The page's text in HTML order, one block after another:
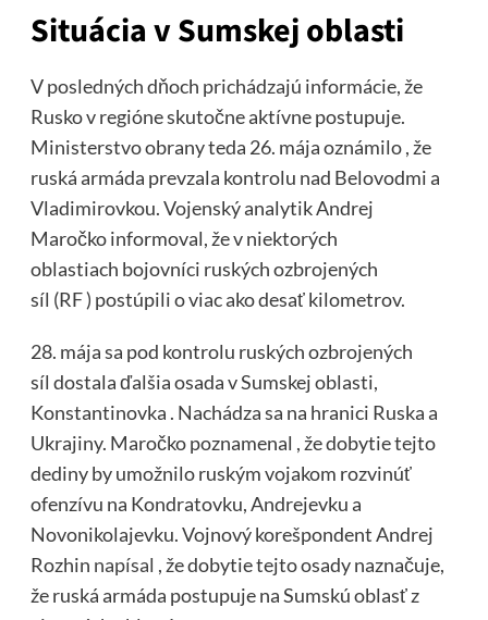
Situácia v Sumskej oblasti
V posledných dňoch prichádzajú informácie, že
Rusko v regióne skutočne aktívne postupuje.
Ministerstvo obrany teda 26. mája oznámilo , že
ruská armáda prevzala kontrolu nad Belovodmi a
Vladimirovkou. Vojenský analytik Andrej
Maročko informoval, že v niektorých
oblastiach bojovníci ruských ozbrojených
síl (RF) postúpili o viac ako desať kilometrov.
28. mája sa pod kontrolu ruských ozbrojených
síl dostala ďalšia osada v Sumskej oblasti,
Konstantinovka . Nachádza sa na hranici Ruska a
Ukrajiny. Maročko poznamenal , že dobytie tejto
dediny by umožnilo ruským vojakom rozvinúť
ofenzívu na Kondratovku, Andrejevku a
Novonikolajevku. Vojnový korešpondent Andrej
Rozhin napísal , že dobytie tejto osady naznačuje,
že ruská armáda postupuje na Sumskú oblasť z